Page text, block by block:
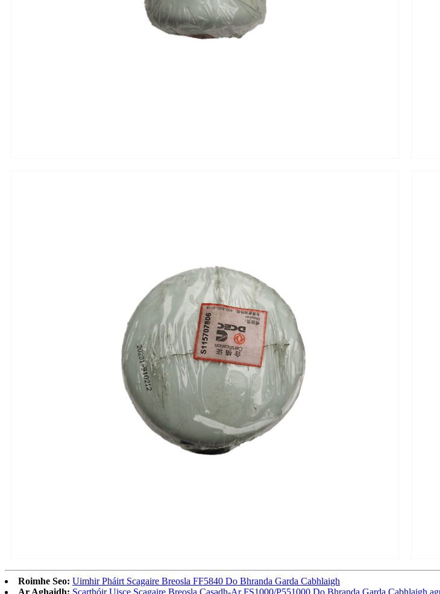
Roimhe Seo: Uimhir Pháirt Scagaire Breosla FF5840 Do Bhranda Garda Cabhlaigh
Ar Aghaidh: Scarthóir Uisce Scagaire Breosla Casadh-Ar FS1000/P551000 Do Bhranda Garda Cabhlaigh